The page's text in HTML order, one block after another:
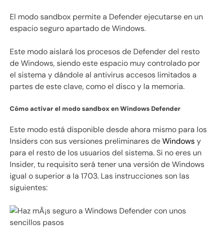
El modo sandbox permite a Defender ejecutarse en un
espacio seguro apartado de Windows.
Este modo aislará los procesos de Defender del resto
de Windows, siendo este espacio muy controlado por
el sistema y dándole al antivirus accesos limitados a
partes de este clave, como el disco y la memoria.
Cómo activar el modo sandbox en Windows Defender
Este modo está disponible desde ahora mismo para los
Insiders con sus versiones preliminares deWindowsy
para el resto de los usuarios del sistema. Si no eres un
Insider, tu requisito será tener una versión de Windows
igual o superior a la 1703. Las instrucciones son las
siguientes: